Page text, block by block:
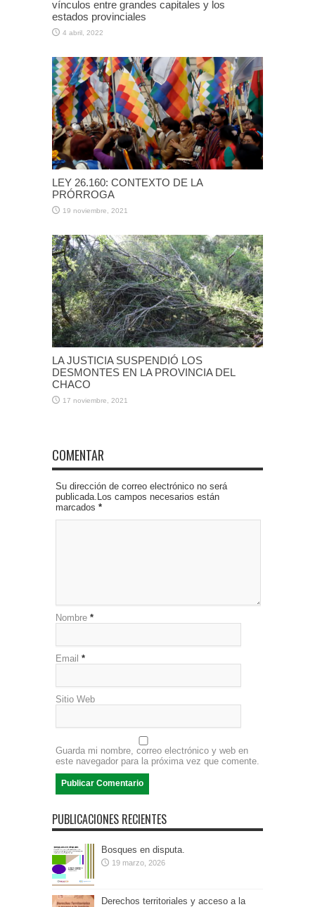
vínculos entre grandes capitales y los
estados provinciales
4 abril, 2022
LEY 26.160: CONTEXTO DE LA
PRÓRROGA
19 noviembre, 2021
LA JUSTICIA SUSPENDIÓ LOS
DESMONTES EN LA PROVINCIA DEL
CHACO
17 noviembre, 2021
COMENTAR
Su dirección de correo electrónico no será
publicada.Los campos necesarios están
marcados *
Nombre *
Email *
Sitio Web
Guarda mi nombre, correo electrónico y web en
este navegador para la próxima vez que comente.
PUBLICACIONES RECIENTES
Bosques en disputa.
19 marzo, 2026
Derechos territoriales y acceso a la